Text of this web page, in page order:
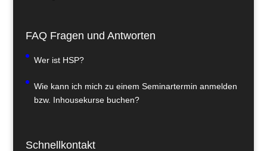
FAQ Fragen und Antworten
Wer ist HSP?
Wie kann ich mich zu einem Seminartermin anmelden
bzw. Inhousekurse buchen?
Schnellkontakt